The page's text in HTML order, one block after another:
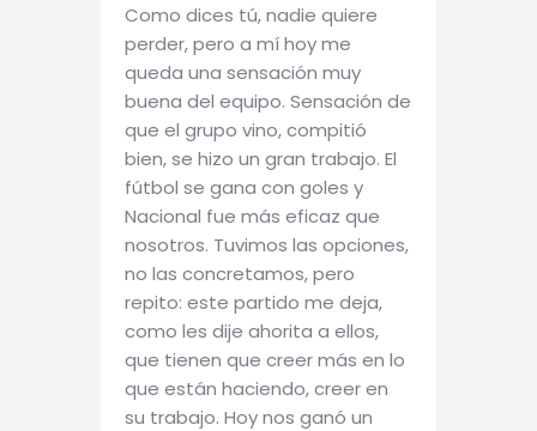
Como dices tú, nadie quiere
perder, pero a mí hoy me
queda una sensación muy
buena del equipo. Sensación de
que el grupo vino, compitió
bien, se hizo un gran trabajo. El
fútbol se gana con goles y
Nacional fue más eficaz que
nosotros. Tuvimos las opciones,
no las concretamos, pero
repito: este partido me deja,
como les dije ahorita a ellos,
que tienen que creer más en lo
que están haciendo, creer en
su trabajo. Hoy nos ganó un